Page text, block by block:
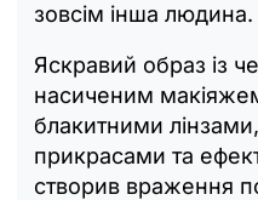
зовсім інша людина.
Яскравий образ із
насиченим
блакитними
прикрасами та
створив враження